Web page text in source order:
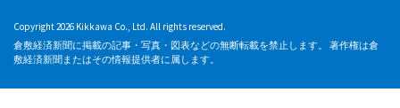
Copyright 2026 Kikkawa Co., Ltd. All rights reserved.
倉敷経済新聞に掲載の記事・写真・図表などの無断転載を禁止します。 著作権は倉
敷経済新聞またはその情報提供者に属します。